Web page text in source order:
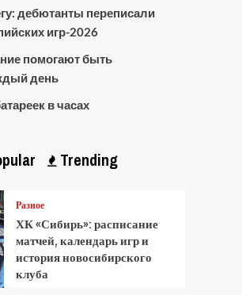
дебютанты переписали
игр-2026
помогают быть
день
в часах
Trending
Разное
ХК «Сибирь»: расписание
матчей, календарь игр и
история новосибирского
клуба